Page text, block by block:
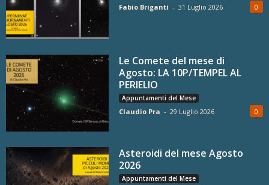
Fabio Briganti - 31 Luglio 2026 0
Le Comete del mese di
Agosto: LA 10P/TEMPEL AL
PERIELIO
Appuntamenti del Mese
Claudio Pra - 29 Luglio 2026 0
Asteroidi del mese Agosto
2026
Appuntamenti del Mese